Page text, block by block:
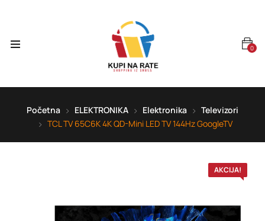
0
Početna ELEKTRONIKA Elektronika
Televizori
TCL TV 65C6K 4K QD-Mini LED TV 144Hz GoogleTV
AKCIJA!